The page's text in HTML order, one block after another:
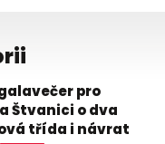
pro
Štvanici o dva
třída i návrat